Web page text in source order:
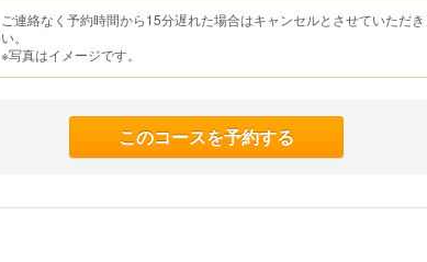
ご連絡なく予約時間から15分遅れた場合はキャンセルとさせていただ
い。
※写真はイメージです。
このコースを予約する